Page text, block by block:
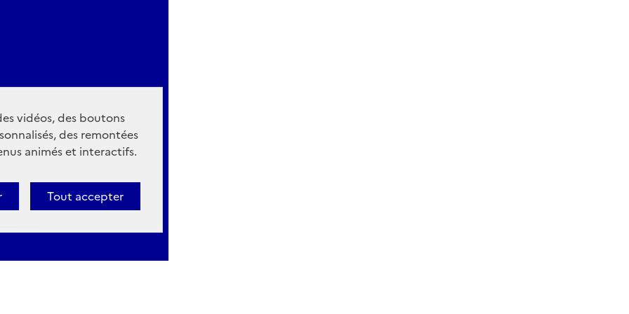
vidéos, des boutons
des remontées
animés et interactifs.
Tout accepter